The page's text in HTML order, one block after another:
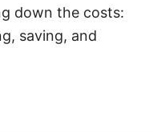
down the costs:
saving, and